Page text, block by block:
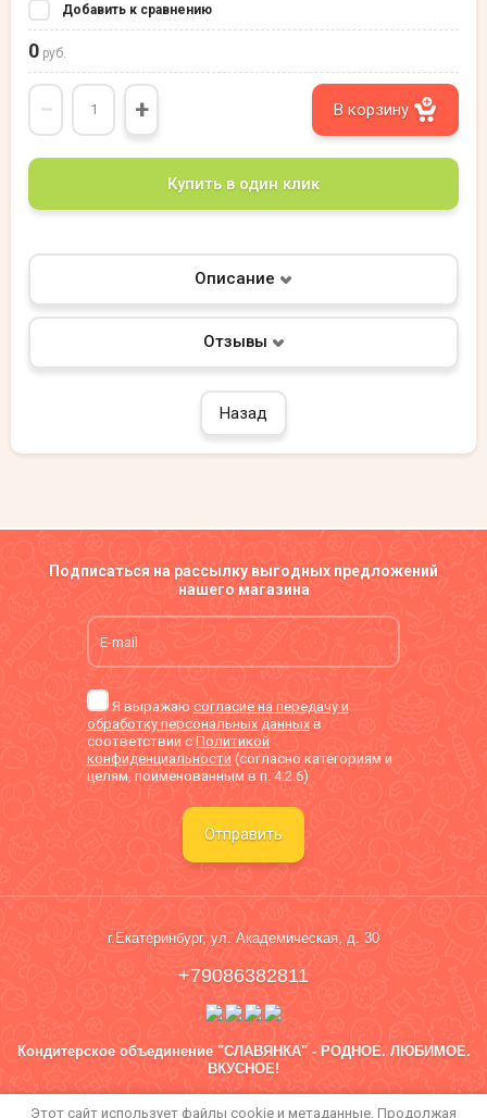
Добавить к сравнению
0 руб.
− + В корзину
Купить в один клик
Описание
Отзывы
Назад
Подписаться на рассылку выгодных предложений
нашего магазина
Я выражаю согласие на передачу и
обработку персональных данных в
соответствии сПолитикой
конфиденциальности (согласно категориям и
целям, поименованным в п. 4.2.6)
Отправить
г.Екатеринбург, ул. Академическая, д. 30
+79086382811
Кондитерское объединение "СЛАВЯНКА" - РОДНОЕ. ЛЮБИМОЕ.
ВКУСНОЕ!
Политика конфиденциальности
Этот сайт использует файлы cookie и метаданные. Продолжая